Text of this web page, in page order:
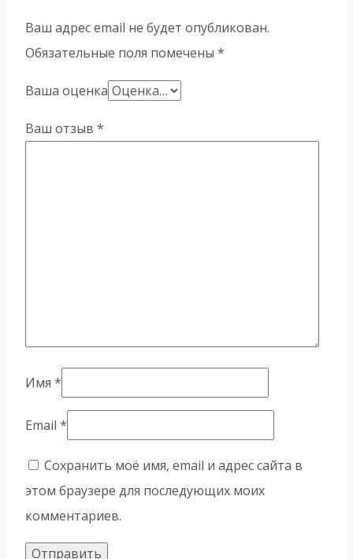
Ваш адрес email не будет опубликован.
Обязательные поля помечены *
Ваша оценка
Ваш отзыв *
Имя *
Email *
Сохранить моё имя, email и адрес сайта в
этом браузере для последующих моих
комментариев.